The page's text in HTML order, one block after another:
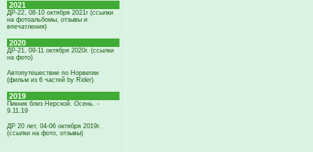
2021
ДР-22, 08-10 октября 2021г (ссылки
на фотоальбомы, отзывы и
впечатления)
2020
ДР-21, 09-11 октября 2020г. (ссылки
на фото)
Автопутешествие по Норвегии
(фильм из 6 частей by Rider)
2019
Пикник близ Нерской. Осень. -
9.11.19
ДР 20 лет, 04-06 октября 2019г.
(ссылки на фото, отзывы)